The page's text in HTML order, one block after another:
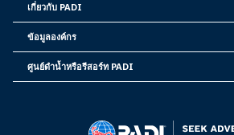
PADI
เกี่ยวกับ PADI
INFORMATION
ข้อมูลองค์กร
ศูนย์ดำน้ำหรือรีสอร์ท PADI